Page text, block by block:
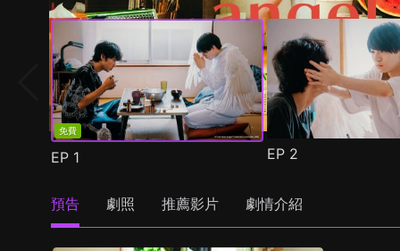
免費
EP 1 EP 2
預告 劇照 推薦影片 劇情介紹